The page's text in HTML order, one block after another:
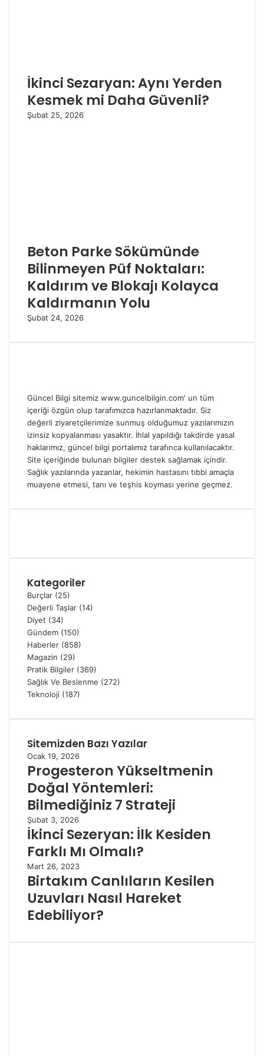
İkinci Sezaryan: Aynı Yerden
Kesmek mi Daha Güvenli?
Şubat 25, 2026
Beton Parke Sökümünde
Bilinmeyen Püf Noktaları:
Kaldırım ve Blokajı Kolayca
Kaldırmanın Yolu
Şubat 24, 2026
Güncel Bilgi sitemiz www.guncelbilgin.com' un tüm
içeriği özgün olup tarafımızca hazırlanmaktadır. Siz
değerli ziyaretçilerimize sunmuş olduğumuz yazılarımızın
izinsiz kopyalanması yasaktır. İhlal yapıldığı takdirde yasal
haklarımız, güncel bilgi portalımız tarafınca kullanılacaktır.
Site içeriğinde bulunan bilgiler destek sağlamak içindir.
Sağlık yazılarında yazanlar, hekimin hastasını tıbbi amaçla
muayene etmesi, tanı ve teşhis koyması yerine geçmez.
Kategoriler
Burçlar (25)
Değerli Taşlar (14)
Diyet (34)
Gündem (150)
Haberler (858)
Magazin (29)
Pratik Bilgiler (369)
Sağlık Ve Beslenme (272)
Teknoloji (187)
Sitemizden Bazı Yazılar
Ocak 19, 2026
Progesteron Yükseltmenin
Doğal Yöntemleri:
Bilmediğiniz 7 Strateji
Şubat 3, 2026
İkinci Sezeryan: İlk Kesiden
Farklı Mı Olmalı?
Mart 26, 2023
Birtakım Canlıların Kesilen
Uzuvları Nasıl Hareket
Edebiliyor?